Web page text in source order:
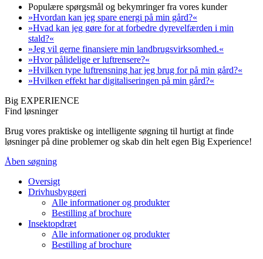
Populære spørgsmål og bekymringer fra vores kunder
»Hvordan kan jeg spare energi på min gård?«
»Hvad kan jeg gøre for at forbedre dyrevelfærden i min
stald?«
»Jeg vil gerne finansiere min landbrugsvirksomhed.«
»Hvor pålidelige er luftrensere?«
»Hvilken type luftrensning har jeg brug for på min gård?«
»Hvilken effekt har digitaliseringen på min gård?«
Big EXPERIENCE
Find løsninger
Brug vores praktiske og intelligente søgning til hurtigt at finde
løsninger på dine problemer og skab din helt egen Big Experience!
Åben søgning
Oversigt
Drivhusbyggeri
Alle informationer og produkter
Bestilling af brochure
Insektopdræt
Alle informationer og produkter
Bestilling af brochure